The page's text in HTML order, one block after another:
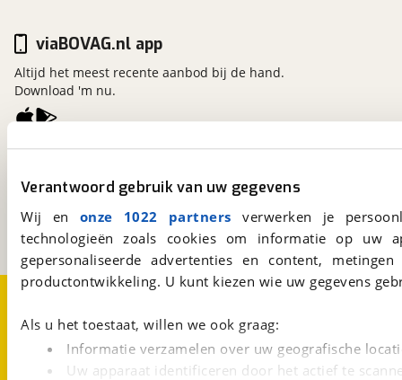
Verantwoord gebruik van uw gegevens
Wij en onze 1022 partners verwerken je
technologieën zoals cookies om informatie op
gepersonaliseerde advertenties en content,
productontwikkeling. U kunt kiezen wie uw gegevens
Als u het toestaat, willen we ook graag:
Informatie verzamelen over uw geografische
Uw apparaat identificeren door het actief te
Kosterijland15
Bunnik
Een initiatief van
BOVAG
viaBOVAG.nl app
Altijd het meest recente aanbod bij de hand.
Download 'm nu.
Over viaBOVAG.nl
Disclaimer- en Privacyverklaring